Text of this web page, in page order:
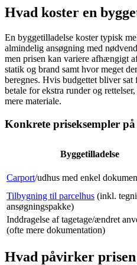
Hvad koster en
En byggetilladelse koster typisk
almindelig ansøgning med
men prisen kan variere afhængigt
statik og brand samt hvor meget
beregnes. Hvis budgettet bliver sat
betale for ekstra runder og
mere materiale.
Konkrete priseksempler
Byggetilladelse
Carport/udhus med enkel
Tilbygning til parcelhus (inkl.
ansøgningspakke)
Inddragelse af tagetage/ændret
(ofte mere dokumentation)
Hvad påvirker